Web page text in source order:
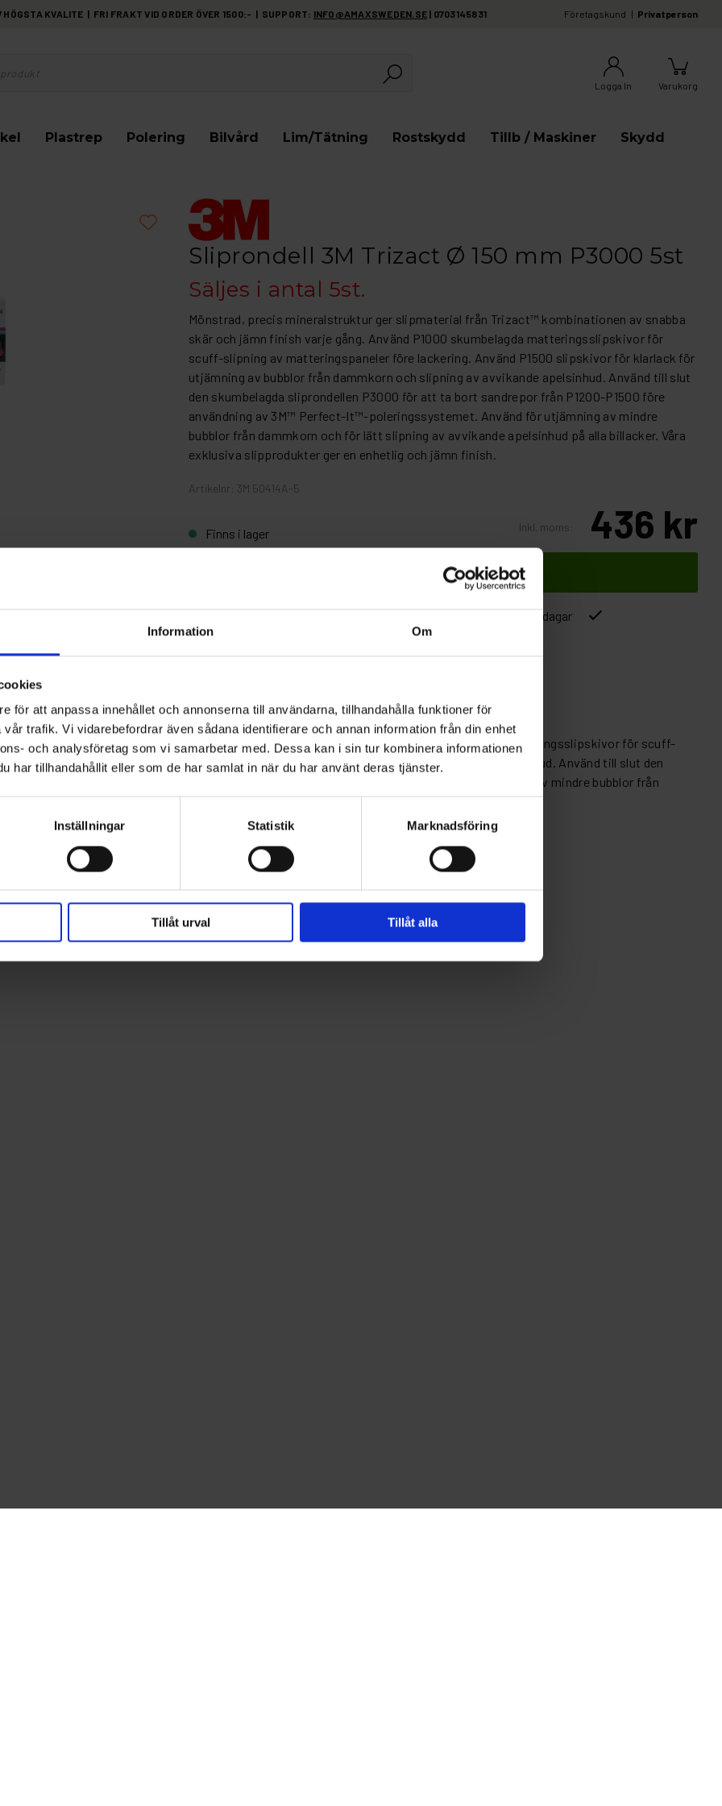
Information Om
för att anpassa innehållet och annonserna till användarna, tillhandahålla funktioner för
trafik. Vi vidarebefordrar även sådana identifierare och annan information från din enhet
och analysföretag som vi samarbetar med. Dessa kan i sin tur kombinera informationen
har tillhandahållit eller som de har samlat in när du har använt deras tjänster.
Inställningar Statistik Marknadsföring
Tillåt urval Tillåt alla
Företagskund Privatperson
HÖGSTA KVALITE | FRI FRAKT VID ORDER ÖVER 1500:- | SUPPORT: INFO@AMAXSWEDEN.SE | 0703145831
Varukorg
Logga In
Plastrep Polering Bilvård Lim/Tätning Rostskydd Tillb / Maskiner Skydd
Sliprondell 3M Trizact Ø 150 mm P3000 5st
Säljes i antal 5st.
Mönstrad, precis mineralstruktur ger slipmaterial från Trizact™ kombinationen av snabba
skär och jämn finish varje gång. Använd P1000 skumbelagda matteringsslipskivor för
scuff-slipning av matteringspaneler före lackering. Använd P1500 slipskivor för klarlack för
utjämning av bubblor från dammkorn och slipning av avvikande apelsinhud. Använd till slut
den skumbelagda sliprondellen P3000 för att ta bort sandrepor från P1200-P1500 före
användning av 3M™ Perfect-It™-poleringssystemet. Använd för utjämning av mindre
bubblor från dammkorn och för lätt slipning av avvikande apelsinhud på alla billacker. Våra
exklusiva slipprodukter ger en enhetlig och jämn finish.
Artikelnr: 3M 50414A-5
Finns i lager Inkl. moms: 436 kr
Lägg i varukorgen
Leverans inom 1-5 dagar
kombinationen av snabba skär och jämn finish varje gång. Använd P1000 skumbelagda matteringsslipskivor för scuff-
för klarlack för utjämning av bubblor från dammkorn och slipning av avvikande apelsinhud. Använd till slut den
P1200-P1500 före användning av 3M™ Perfect-It™-poleringssystemet. Använd för utjämning av mindre bubblor från
billacker. Våra exklusiva slipprodukter ger en enhetlig och jämn finish.